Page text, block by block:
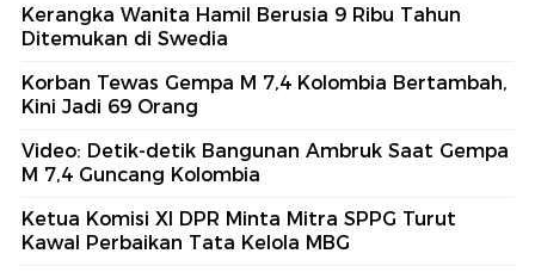
Kerangka Wanita Hamil Berusia 9 Ribu Tahun
Ditemukan di Swedia
Korban Tewas Gempa M 7,4 Kolombia Bertambah,
Kini Jadi 69 Orang
Video: Detik-detik Bangunan Ambruk Saat Gempa
M 7,4 Guncang Kolombia
Ketua Komisi XI DPR Minta Mitra SPPG Turut
Kawal Perbaikan Tata Kelola MBG